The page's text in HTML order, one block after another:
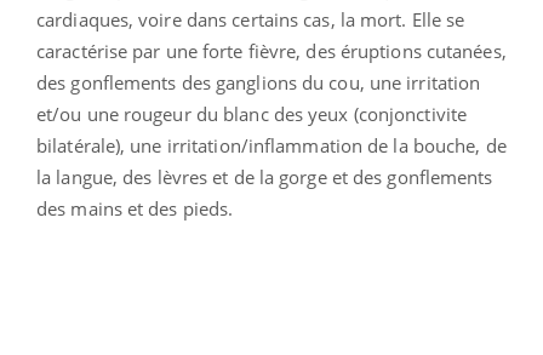
cardiaques, voire dans certains cas, la mort. Elle se
caractérise par une forte fièvre, des éruptions cutanées,
des gonflements des ganglions du cou, une irritation
et/ou une rougeur du blanc des yeux (conjonctivite
bilatérale), une irritation/inflammation de la bouche, de
la langue, des lèvres et de la gorge et des gonflements
des mains et des pieds.